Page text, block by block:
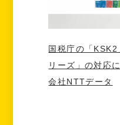
国税庁の「
リーズ」の対応
会社NTTデータ